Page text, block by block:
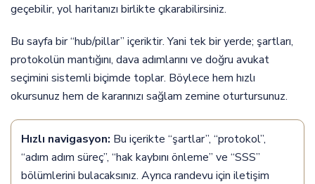
geçebilir, yol haritanızı birlikte çıkarabilirsiniz.
Bu sayfa bir “hub/pillar” içeriktir. Yani tek bir yerde; şartları,
protokolün mantığını, dava adımlarını ve doğru avukat
seçimini sistemli biçimde toplar. Böylece hem hızlı
okursunuz hem de kararınızı sağlam zemine oturtursunuz.
Hızlı navigasyon: Bu içerikte “şartlar”, “protokol”,
“adım adım süreç”, “hak kaybını önleme” ve “SSS”
bölümlerini bulacaksınız. Ayrıca randevu için iletişim